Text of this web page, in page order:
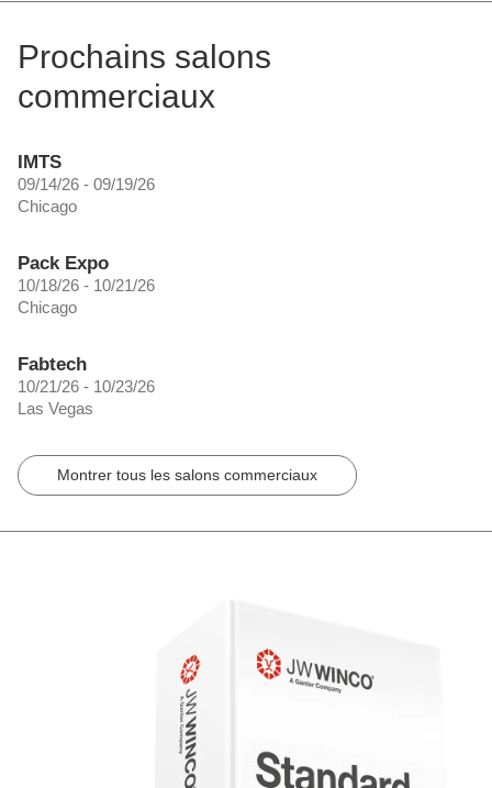
Prochains salons
commerciaux
IMTS
09/14/26 - 09/19/26
Chicago
Pack Expo
10/18/26 - 10/21/26
Chicago
Fabtech
10/21/26 - 10/23/26
Las Vegas
Montrer tous les salons commerciaux